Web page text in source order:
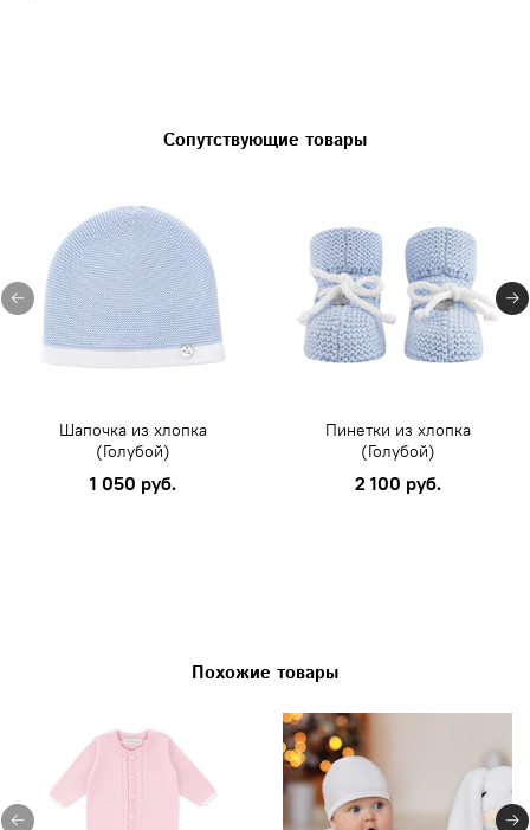
Сопутствующие товары
Шапочка из хлопка
(Голубой)
1 050 руб.
Пинетки из хлопка
(Голубой)
2 100 руб.
Похожие товары